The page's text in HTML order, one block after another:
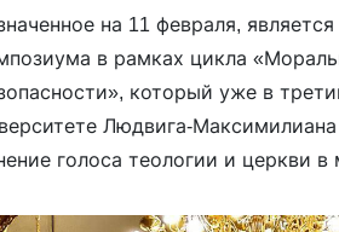
на 11 февраля,
в рамках цикла
который уже в
Людвига-
голоса теологии и церкви